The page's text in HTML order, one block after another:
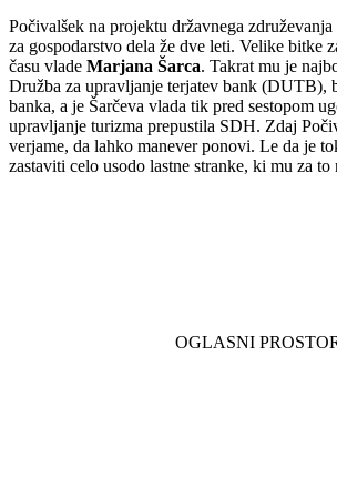
Počivalšek na projektu državnega
za gospodarstvo dela že dve leti. Velike bitke
času vlade Marjana Šarca. Takrat mu je
Družba za upravljanje terjatev bank (DUTB),
banka, a je Šarčeva vlada tik pred sestopom
upravljanje turizma prepustila SDH. Zdaj
verjame, da lahko manever ponovi. Le da je
zastaviti celo usodo lastne stranke, ki mu za to